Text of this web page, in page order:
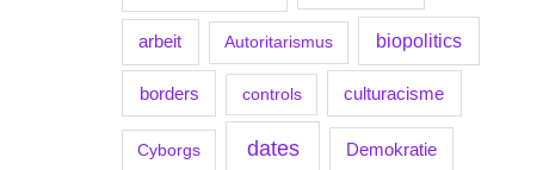
arbeit Autoritarismus biopolitics
borders controls culturacisme
Cyborgs dates Demokratie